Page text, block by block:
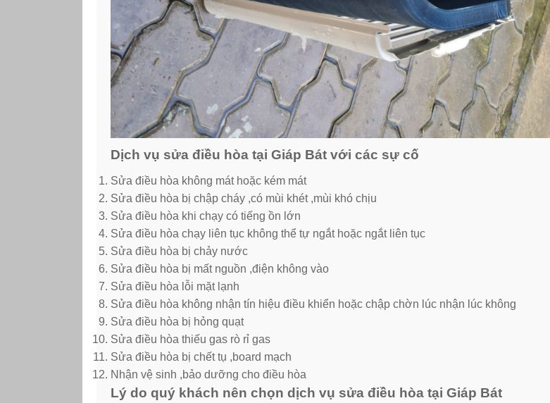
Dịch vụ sửa điều hòa tại Giáp Bát với các sự cố
Sửa điều hòa không mát hoặc kém mát
Sửa điều hòa bị chập cháy ,có mùi khét ,mùi khó chịu
Sửa điều hòa khi chạy có tiếng ồn lớn
Sửa điều hòa chạy liên tục không thể tự ngắt hoặc ngắt liên tục
Sửa điều hòa bị chảy nước
Sửa điều hòa bị mất nguồn ,điện không vào
Sửa điều hòa lỗi mặt lạnh
Sửa điều hòa không nhận tín hiệu điều khiển hoặc chập chờn lúc nhận lúc không
Sửa điều hòa bị hỏng quạt
Sửa điều hòa thiếu gas rò rỉ gas
Sửa điều hòa bị chết tụ ,board mạch
Nhận vệ sinh ,bảo dưỡng cho điều hòa
Lý do quý khách nên chọn dịch vụ sửa điều hòa tại Giáp Bát